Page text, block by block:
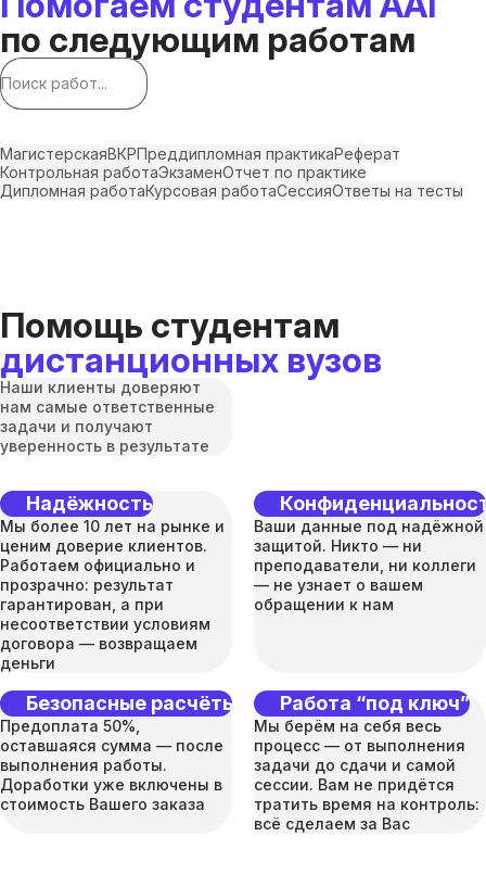
по следующим работам
МагистерскаяВКРПреддипломная практикаРеферат
Контрольная работаЭкзаменОтчет по практике
Дипломная работаКурсовая работаСессияОтветы на тесты
Помощь студентам
дистанционных вузов
Наши клиенты доверяют
нам самые ответственные
задачи и получают
уверенность в результате
Надёжность
Мы более 10 лет на рынке и
ценим доверие клиентов.
Работаем официально и
прозрачно: результат
гарантирован, а при
несоответствии условиям
договора — возвращаем
деньги
Ваши данные под надёжной
защитой. Никто — ни
преподаватели, ни коллеги
— не узнает о вашем
обращении к нам
Безопасные расчёты
Предоплата 50%,
оставшаяся сумма — после
выполнения работы.
Доработки уже включены в
стоимость Вашего заказа
Работа “под ключ”
Мы берём на себя весь
процесс — от выполнения
задачи до сдачи и самой
сессии. Вам не придётся
тратить время на контроль:
всё сделаем за Вас